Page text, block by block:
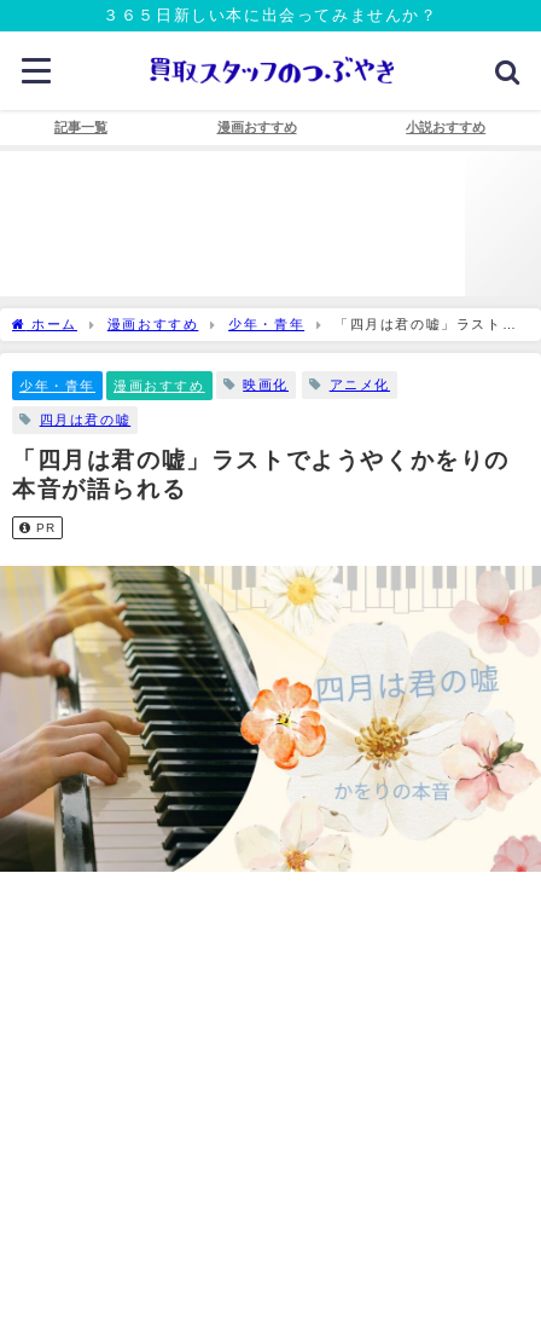
３６５日新しい本に出会ってみませんか？
記事一覧 漫画おすすめ 小説おすすめ
ホーム 漫画おすすめ 少年・青年
「四月は君の嘘」ラストで
ようやくかをりの本音が語られる
少年・青年 漫画おすすめ 映画化 アニメ化
四月は君の嘘
「四月は君の嘘」ラストでようやくかをりの
本音が語られる
PR